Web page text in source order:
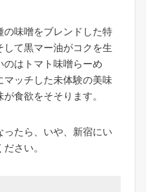
の味噌をブレンドした特
て黒マー油がコクを生
はトマト味噌らーめ
マッチした未体験の美味
食欲をそそります。
ったら、いや、新宿にい
さい。